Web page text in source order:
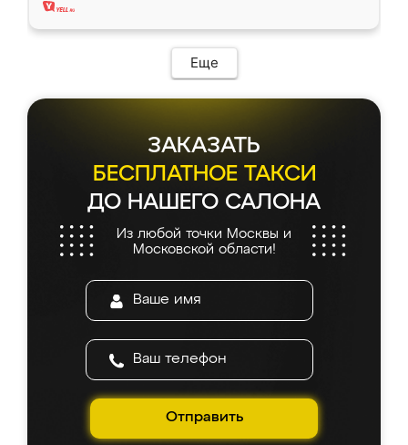
Еще
ЗАКАЗАТЬ
БЕСПЛАТНОЕ ТАКСИ
ДО НАШЕГО САЛОНА
Из любой точки Москвы и
Московской области!
Отправить